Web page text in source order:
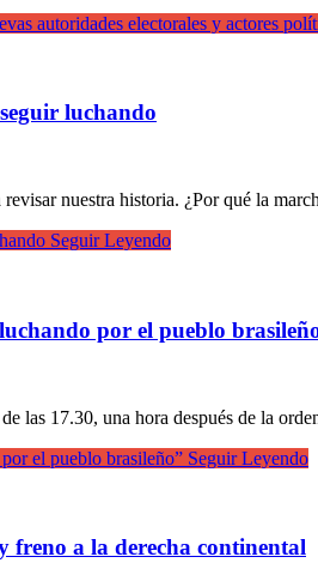
autoridades electorales y actores
luchando
nuestra historia. ¿Por qué la
Seguir Leyendo
por el pueblo
las 17.30, una hora después de la
el pueblo brasileño” Seguir Leyendo
freno a la derecha continental